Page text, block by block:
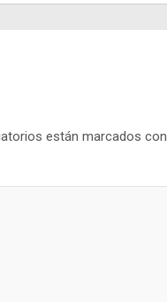
están marcados con